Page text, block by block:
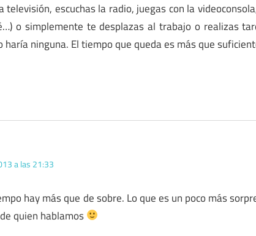
televisión, escuchas la radio, juegas con la
o simplemente te desplazas al trabajo o realizas
haría ninguna. El tiempo que queda es más que
a las 21:33
hay más que de sobre. Lo que es un poco más
quien hablamos